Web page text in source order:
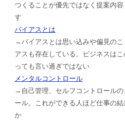
つくることが優先ではなく提案内
す
バイアスとは
→バイアスとは思い込みや偏見の
アスも存在している。ビジネスは
っても言い過ぎではない
メンタルコントロール
→自己管理、セルフコントロール
ール。これができる人ほど仕事の
か